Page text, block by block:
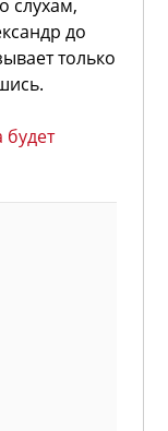
слухам,
до
только